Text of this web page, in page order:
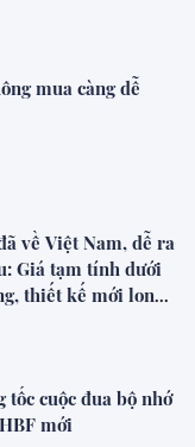
mua càng dễ
về Việt Nam, dễ ra
Giá tạm tính dưới
thiết kế mới long
ADAS cạnh
tốc cuộc đua bộ nhớ
mới